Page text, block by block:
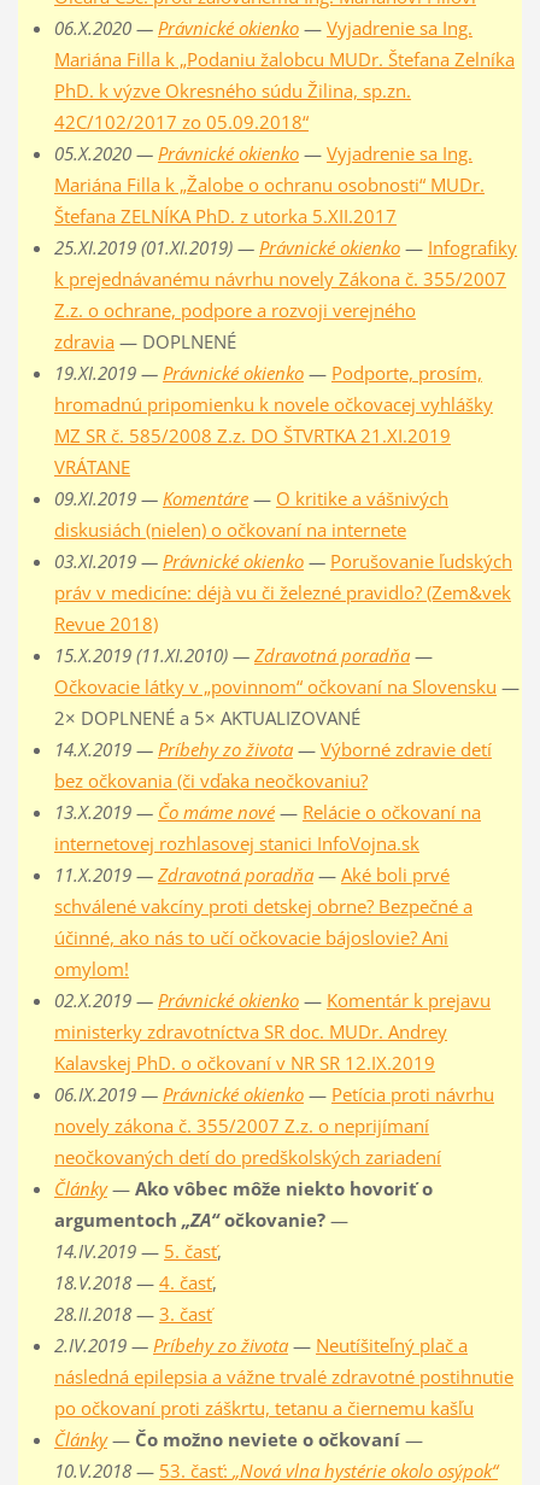
06.X.2020 — Právnické okienko— Vyjadrenie sa Ing.
Mariána Filla k „Podaniu žalobcu MUDr. Štefana Zelníka
PhD. k výzve Okresného súdu Žilina, sp.zn.
42C/102/2017 zo 05.09.2018“
05.X.2020 — Právnické okienko— Vyjadrenie sa Ing.
Mariána Filla k „Žalobe o ochranu osobnosti“ MUDr.
Štefana ZELNÍKA PhD. z utorka 5.XII.2017
25.XI.2019 (01.XI.2019) — Právnické okienko— Infografiky
k prejednávanému návrhu novely Zákona č. 355/2007
Z.z. o ochrane, podpore a rozvoji verejného
zdravia — DOPLNENÉ
19.XI.2019 — Právnické okienko— Podporte, prosím,
hromadnú pripomienku k novele očkovacej vyhlášky
MZ SR č. 585/2008 Z.z. DO ŠTVRTKA 21.XI.2019
VRÁTANE
09.XI.2019 — Komentáre— O kritike a vášnivých
diskusiách (nielen) o očkovaní na internete
03.XI.2019 — Právnické okienko— Porušovanie ľudských
práv v medicíne: déjà vu či železné pravidlo? (Zem&vek
Revue 2018)
15.X.2019 (11.XI.2010) — Zdravotná poradňa—
Očkovacie látky v „povinnom“ očkovaní na Slovensku —
2× DOPLNENÉ a 5× AKTUALIZOVANÉ
14.X.2019 — Príbehy zo života— Výborné zdravie detí
bez očkovania (či vďaka neočkovaniu?
13.X.2019 — Čo máme nové— Relácie o očkovaní na
internetovej rozhlasovej stanici InfoVojna.sk
11.X.2019 — Zdravotná poradňa— Aké boli prvé
schválené vakcíny proti detskej obrne? Bezpečné a
účinné, ako nás to učí očkovacie bájoslovie? Ani
omylom!
02.X.2019 — Právnické okienko— Komentár k prejavu
ministerky zdravotníctva SR doc. MUDr. Andrey
Kalavskej PhD. o očkovaní v NR SR 12.IX.2019
06.IX.2019 — Právnické okienko— Petícia proti návrhu
novely zákona č. 355/2007 Z.z. o neprijímaní
neočkovaných detí do predškolských zariadení
Články— Ako vôbec môže niekto hovoriť o
argumentoch „ZA“očkovanie?—
14.IV.2019— 5. časť,
18.V.2018— 4. časť,
28.II.2018— 3. časť
2.IV.2019 — Príbehy zo života— Neutíšiteľný plač a
následná epilepsia a vážne trvalé zdravotné postihnutie
po očkovaní proti záškrtu, tetanu a čiernemu kašľu
Články— Čo možno neviete o očkovaní—
10.V.2018— 53. časť: „Nová vlna hystérie okolo osýpok“